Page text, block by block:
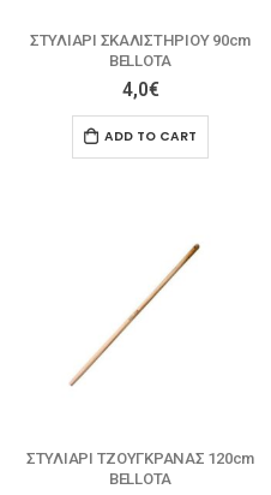
ΣΤΥΛΙΑΡΙ ΣΚΑΛΙΣΤΗΡΙΟΥ 90cm
ΒELLOTA
4,0€
ADD TO CART
ΣΤΥΛΙΑΡΙ ΤΖΟΥΓΚΡΑΝΑΣ 120cm
ΒELLOTA